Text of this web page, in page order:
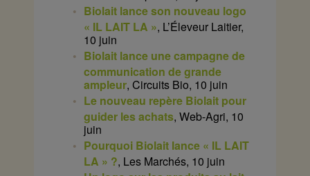
Biolait lance son nouveau logo
« IL LAIT LA », L’Éleveur Laitier,
10 juin
Biolait lance une campagne de
communication de grande
ampleur, Circuits Bio, 10 juin
Le nouveau repère Biolait pour
guider les achats, Web-Agri, 10
juin
Pourquoi Biolait lance « IL LAIT
LA » ?, Les Marchés, 10 juin